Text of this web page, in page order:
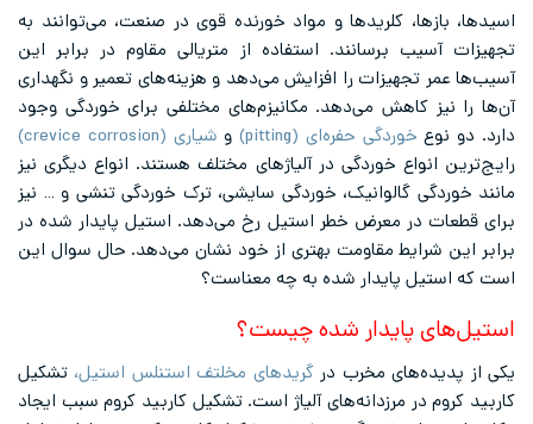
اسیدها، بازها، کلریدها و مواد خورنده قوی در صنعت، می‌توانند به
تجهیزات آسیب برسانند. استفاده از متریالی مقاوم در برابر این
آسیب‌ها عمر تجهیزات را افزایش می‌دهد و هزینه‌های تعمیر و نگهداری
آن‌ها را نیز کاهش می‌دهد. مکانیزم‌های مختلفی برای خوردگی وجود
دارد. دو نوع خوردگی حفره‌ای (pitting) و شیاری (crevice corrosion)
رایج‌ترین انواع خوردگی در آلیاژهای مختلف هستند. انواع دیگری نیز
مانند خوردگی گالوانیک، خوردگی سایشی، ترک خوردگی تنشی و … نیز
برای قطعات در معرض خطر استیل رخ می‌دهد. استیل پایدار شده در
برابر این شرایط مقاومت بهتری از خود نشان می‌دهد. حال سوال این
است که استیل پایدار شده به چه معناست؟
استیل‌های پایدار شده چیست؟
یکی از پدیده‌های مخرب درگریدهای مخلتف استنلس استیل، تشکیل
کاربید کروم در مرزدانه‌های آلیاژ است. تشکیل کاربید کروم سبب ایجاد